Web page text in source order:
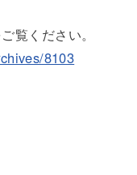
覧ください。
8103